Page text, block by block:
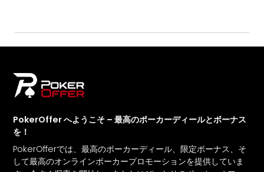
PokerOffer へようこそ – 最高のポーカーディールとボーナス
を！
PokerOfferでは、最高のポーカーディール、限定ボーナス、そ
して最高のオンラインポーカープロモーションを提供していま